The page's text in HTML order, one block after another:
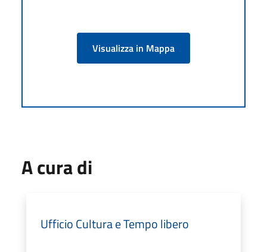
Visualizza in Mappa
A cura di
Ufficio Cultura e Tempo libero